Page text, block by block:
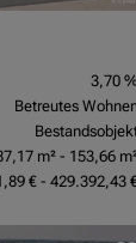
3,70
Betreutes
m² - 153,66
€ - 429.392,43